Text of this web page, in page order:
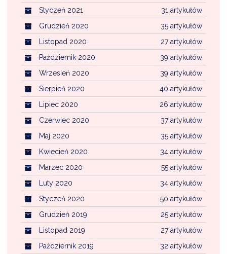
31 artykułów
Styczeń 2021
35 artykułów
Grudzień 2020
27 artykułów
Listopad 2020
39 artykułów
Październik 2020
39 artykułów
Wrzesień 2020
40 artykułów
Sierpień 2020
26 artykułów
Lipiec 2020
37 artykułów
Czerwiec 2020
35 artykułów
Maj 2020
34 artykułów
Kwiecień 2020
55 artykułów
Marzec 2020
34 artykułów
Luty 2020
50 artykułów
Styczeń 2020
25 artykułów
Grudzień 2019
27 artykułów
Listopad 2019
32 artykułów
Październik 2019